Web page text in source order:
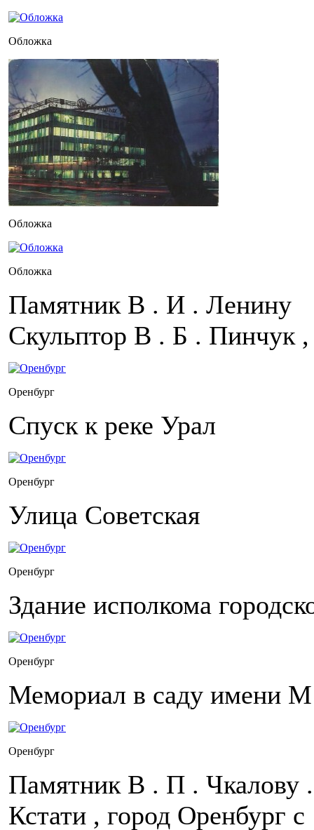
Обложка
Обложка
Обложка
Памятник В . И . Ленину
Скульптор В . Б . Пинчук
Оренбург
Спуск к реке Урал
Оренбург
Улица Советская
Оренбург
Здание исполкома
Оренбург
Мемориал в саду имени
Оренбург
Памятник В . П . Чкалову
Кстати , город Оренбург